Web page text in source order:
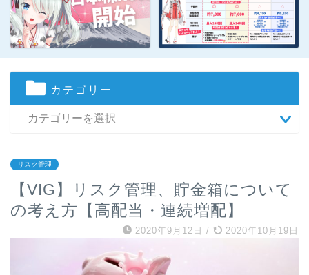
カテゴリー
リスク管理
【VIG】リスク管理、貯金箱について
の考え方【高配当・連続増配】
2020年9月12日 / 2020年10月19日